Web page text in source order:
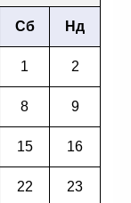
Сб Нд
1 2
8 9
15 16
22 23